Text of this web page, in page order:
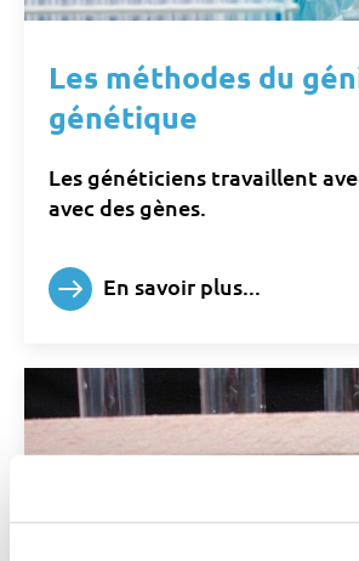
Les méthodes du
génétique
Les généticiens travaillent
avec des gènes.
En savoir plus...